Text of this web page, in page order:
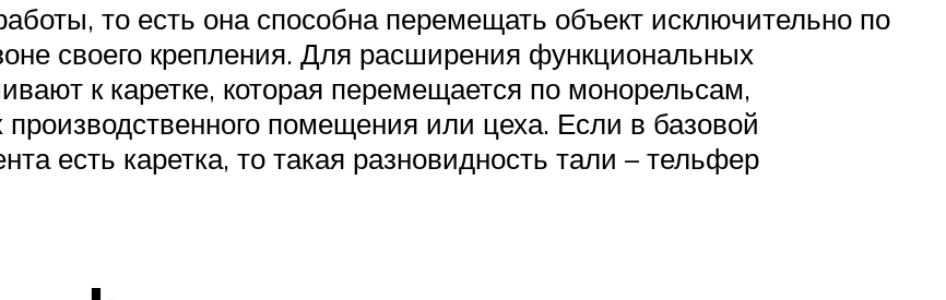
то есть она способна перемещать объект исключительно по
своего крепления. Для расширения функциональных
к каретке, которая перемещается по монорельсам,
помещения или цеха. Если в базовой
есть каретка, то такая разновидность тали – тельфер